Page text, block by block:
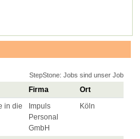
StepStone: Jobs sind unser Job
Firma
Ort
in die
Impuls
Personal
GmbH
Köln